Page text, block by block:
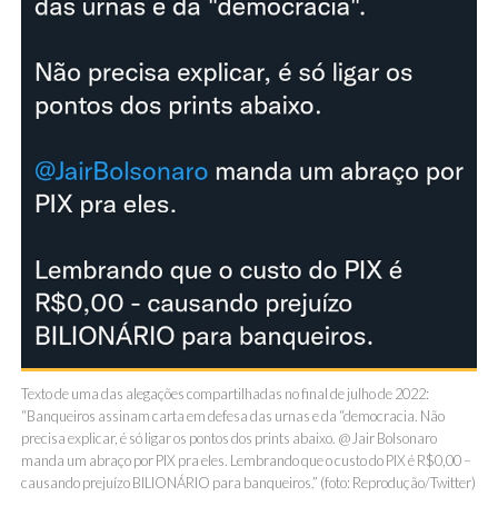
Texto de uma das alegações compartilhadas no final de julho de 2022:
“Banqueiros assinam carta em defesa das urnas e da “democracia. Não
precisa explicar, é só ligar os pontos dos prints abaixo. @Jair Bolsonaro
manda um abraço por PIX pra eles. Lembrando que o custo do PIX é R$0,00 –
causando prejuízo BILIONÁRIO para banqueiros.” (foto: Reprodução/Twitter)